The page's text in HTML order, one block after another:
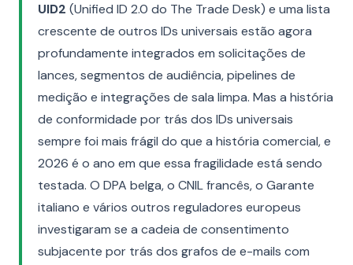
UID2 (Unified ID 2.0 do The Trade Desk) e uma lista
crescente de outros IDs universais estão agora
profundamente integrados em solicitações de
lances, segmentos de audiência, pipelines de
medição e integrações de sala limpa. Mas a história
de conformidade por trás dos IDs universais
sempre foi mais frágil do que a história comercial, e
2026 é o ano em que essa fragilidade está sendo
testada. O DPA belga, o CNIL francês, o Garante
italiano e vários outros reguladores europeus
investigaram se a cadeia de consentimento
subjacente por trás dos grafos de e-mails com